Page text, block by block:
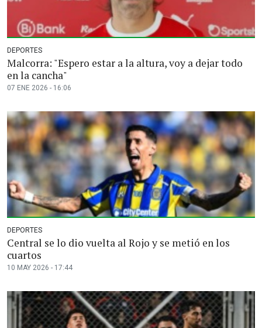
DEPORTES
Malcorra: "Espero estar a la altura, voy a dejar todo
en la cancha"
07 ENE 2026 - 16:06
DEPORTES
Central se lo dio vuelta al Rojo y se metió en los
cuartos
10 MAY 2026 - 17:44